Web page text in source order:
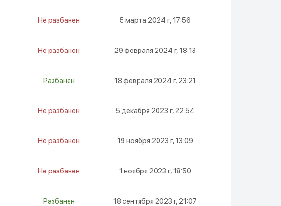
Не разбанен 5 марта 2024 г, 17:56
Не разбанен 29 февраля 2024 г, 18:13
Разбанен 18 февраля 2024 г, 23:21
Не разбанен 5 декабря 2023 г, 22:54
Не разбанен 19 ноября 2023 г, 13:09
Не разбанен 1 ноября 2023 г, 18:50
Разбанен 18 сентября 2023 г, 21:07